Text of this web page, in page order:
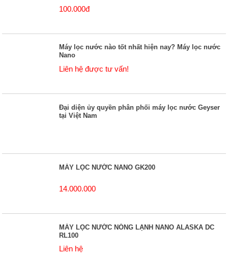
100.000đ
Máy lọc nước nào tốt nhất hiện nay? Máy lọc nước
Nano
Liên hệ được tư vấn!
Đại diện ủy quyền phân phối máy lọc nước Geyser
tại Việt Nam
MÁY LỌC NƯỚC NANO GK200
14.000.000
MÁY LỌC NƯỚC NÓNG LẠNH NANO ALASKA DC
RL100
Liên hệ